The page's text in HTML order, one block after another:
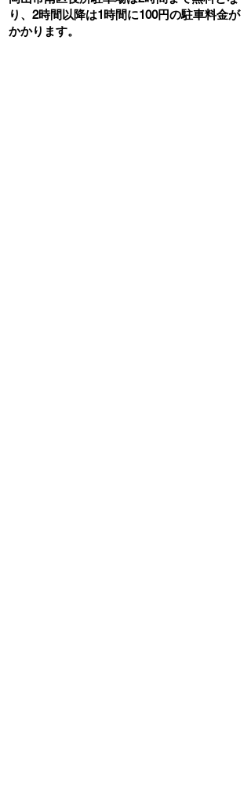
り、2時間以降は1時間に100円の駐車料金が
かかります。